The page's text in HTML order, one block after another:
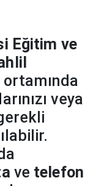
Eğitim ve
veya
ve telefon